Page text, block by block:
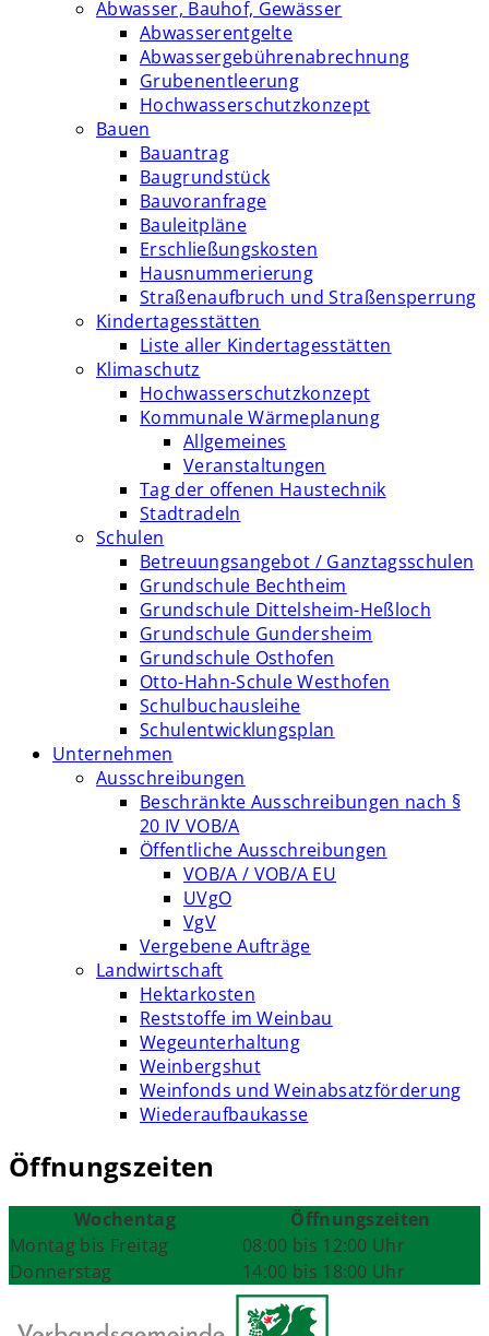
Abwasser, Bauhof, Gewässer
Abwasserentgelte
Abwassergebührenabrechnung
Grubenentleerung
Hochwasserschutzkonzept
Bauen
Bauantrag
Baugrundstück
Bauvoranfrage
Bauleitpläne
Erschließungskosten
Hausnummerierung
Straßenaufbruch und Straßensperrung
Kindertagesstätten
Liste aller Kindertagesstätten
Klimaschutz
Hochwasserschutzkonzept
Kommunale Wärmeplanung
Allgemeines
Veranstaltungen
Tag der offenen Haustechnik
Stadtradeln
Schulen
Betreuungsangebot / Ganztagsschulen
Grundschule Bechtheim
Grundschule Dittelsheim-Heßloch
Grundschule Gundersheim
Grundschule Osthofen
Otto-Hahn-Schule Westhofen
Schulbuchausleihe
Schulentwicklungsplan
Unternehmen
Ausschreibungen
Beschränkte Ausschreibungen nach §
20 IV VOB/A
Öffentliche Ausschreibungen
VOB/A / VOB/A EU
UVgO
VgV
Vergebene Aufträge
Landwirtschaft
Hektarkosten
Reststoffe im Weinbau
Wegeunterhaltung
Weinbergshut
Weinfonds und Weinabsatzförderung
Wiederaufbaukasse
Öffnungszeiten
Wochentag
Öffnungszeiten
Montag bis Freitag
08:00 bis 12:00 Uhr
Donnerstag
14:00 bis 18:00 Uhr